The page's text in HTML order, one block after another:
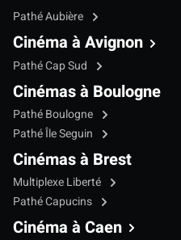
Pathé Aubière
Cinéma à Avignon
Pathé Cap Sud
Cinémas à Boulogne
Pathé Boulogne
Pathé Île Seguin
Cinémas à Brest
Multiplexe Liberté
Pathé Capucins
Cinéma à Caen